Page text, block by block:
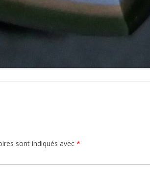
sont indiqués avec *